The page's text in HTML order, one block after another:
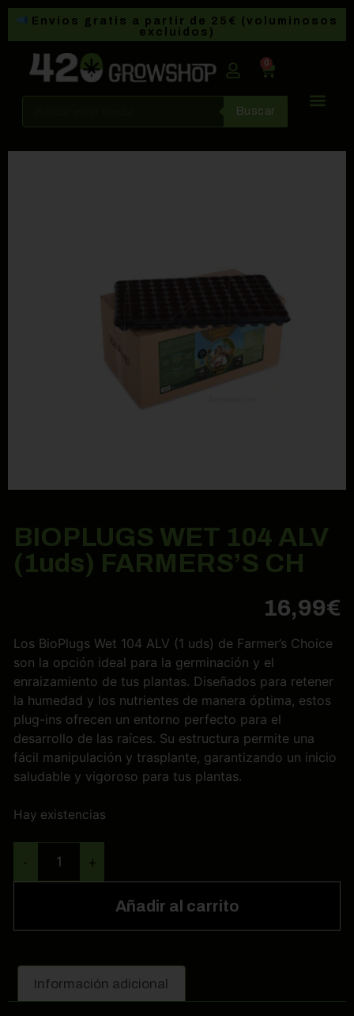
Envíos gratis a partir de 25€ (voluminosos
excluidos)
0
Buscar
BIOPLUGS WET 104 ALV
(1uds) FARMERS’S CH
16,99€
Los BioPlugs Wet 104 ALV (1 uds) de Farmer’s Choice
son la opción ideal para la germinación y el
enraizamiento de tus plantas. Diseñados para retener
la humedad y los nutrientes de manera óptima, estos
plug-ins ofrecen un entorno perfecto para el
desarrollo de las raíces. Su estructura permite una
fácil manipulación y trasplante, garantizando un inicio
saludable y vigoroso para tus plantas.
Hay existencias
- +
Añadir al carrito
Información adicional